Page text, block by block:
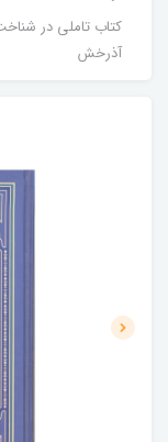
کتاب تاملی در
آذرخش